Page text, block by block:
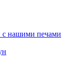
с нашими печами